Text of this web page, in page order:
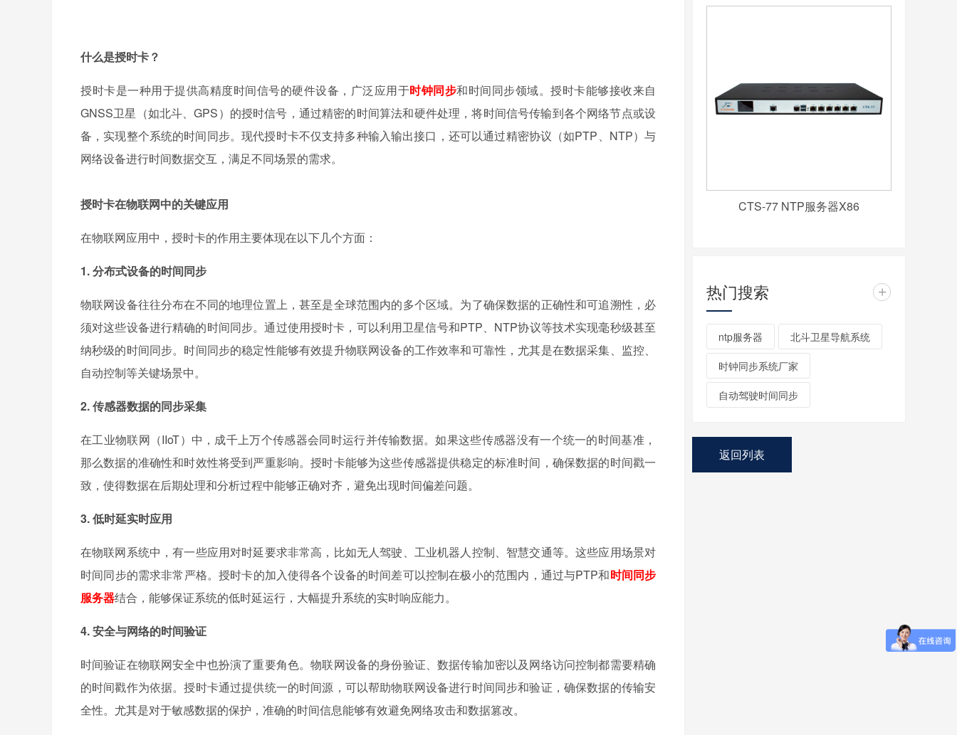
什么是授时卡？
授时卡是一种用于提供高精度时间信号的硬件设备，广泛应用于时钟同步和时间同步领域。授时卡能够接收来自
GNSS卫星（如北斗、GPS）的授时信号，通过精密的时间算法和硬件处理，将时间信号传输到各个网络节点或设
备，实现整个系统的时间同步。现代授时卡不仅支持多种输入输出接口，还可以通过精密协议（如PTP、NTP）与
网络设备进行时间数据交互，满足不同场景的需求。
授时卡在物联网中的关键应用
在物联网应用中，授时卡的作用主要体现在以下几个方面：
1. 分布式设备的时间同步
物联网设备往往分布在不同的地理位置上，甚至是全球范围内的多个区域。为了确保数据的正确性和可追溯性，必
须对这些设备进行精确的时间同步。通过使用授时卡，可以利用卫星信号和PTP、NTP协议等技术实现毫秒级甚至
纳秒级的时间同步。时间同步的稳定性能够有效提升物联网设备的工作效率和可靠性，尤其是在数据采集、监控、
自动控制等关键场景中。
2. 传感器数据的同步采集
在工业物联网（IIoT）中，成千上万个传感器会同时运行并传输数据。如果这些传感器没有一个统一的时间基准，
那么数据的准确性和时效性将受到严重影响。授时卡能够为这些传感器提供稳定的标准时间，确保数据的时间戳一
致，使得数据在后期处理和分析过程中能够正确对齐，避免出现时间偏差问题。
3. 低时延实时应用
在物联网系统中，有一些应用对时延要求非常高，比如无人驾驶、工业机器人控制、智慧交通等。这些应用场景对
时间同步的需求非常严格。授时卡的加入使得各个设备的时间差可以控制在极小的范围内，通过与PTP和时间同步
服务器结合，能够保证系统的低时延运行，大幅提升系统的实时响应能力。
4. 安全与网络的时间验证
时间验证在物联网安全中也扮演了重要角色。物联网设备的身份验证、数据传输加密以及网络访问控制都需要精确
的时间戳作为依据。授时卡通过提供统一的时间源，可以帮助物联网设备进行时间同步和验证，确保数据的传输安
全性。尤其是对于敏感数据的保护，准确的时间信息能够有效避免网络攻击和数据篡改。
CTS-77 NTP服务器X86
热门搜索 +
ntp服务器 北斗卫星导航系统
时钟同步系统厂家
自动驾驶时间同步
返回列表